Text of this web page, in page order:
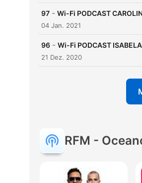
97 - Wi-Fi PODCAST
04 Jan. 2021
96 - Wi-Fi PODCAST
21 Dez. 2020
RFM -